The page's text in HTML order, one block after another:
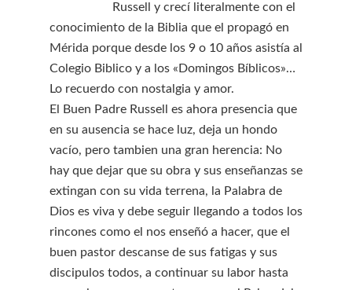
Russell y crecí literalmente con el
conocimiento de la Biblia que el propagó en
Mérida porque desde los 9 o 10 años asistía al
Colegio Biblico y a los «Domingos Bíblicos»…
Lo recuerdo con nostalgia y amor.
El Buen Padre Russell es ahora presencia que
en su ausencia se hace luz, deja un hondo
vacío, pero tambien una gran herencia: No
hay que dejar que su obra y sus enseñanzas se
extingan con su vida terrena, la Palabra de
Dios es viva y debe seguir llegando a todos los
rincones como el nos enseñó a hacer, que el
buen pastor descanse de sus fatigas y sus
discipulos todos, a continuar su labor hasta